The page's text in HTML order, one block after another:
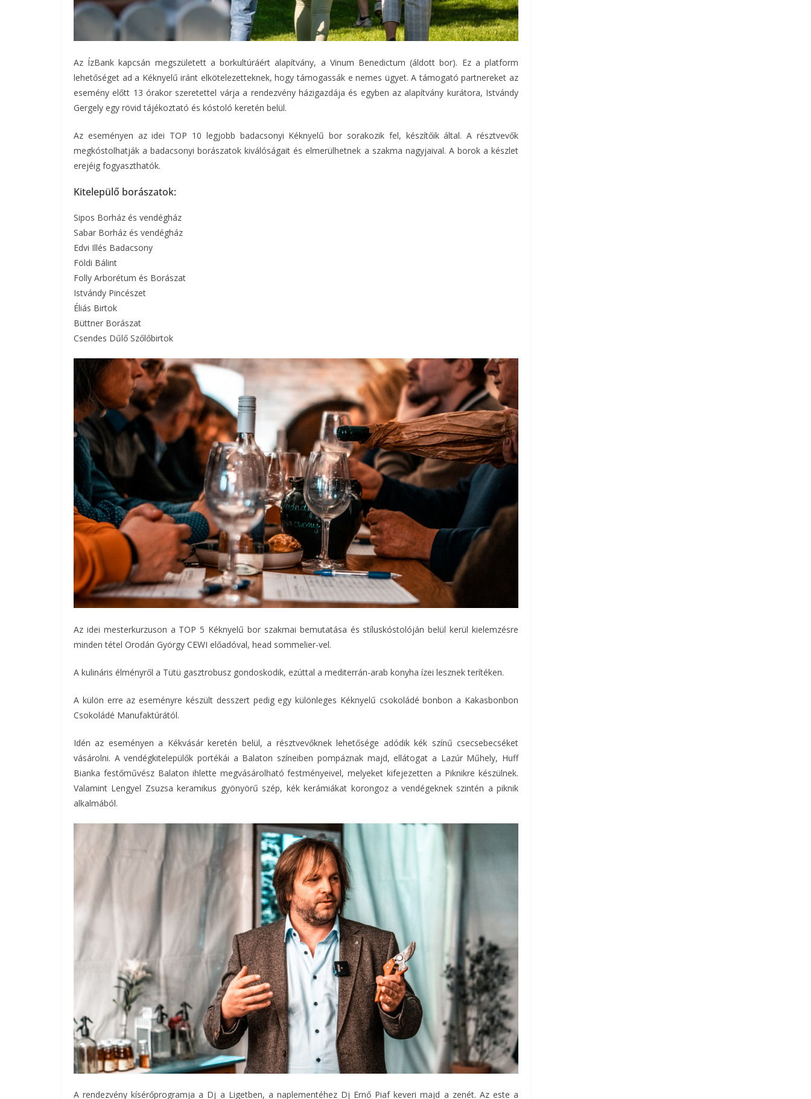
Az ÍzBank kapcsán megszületett a borkultúráért alapítvány, a Vinum Benedictum (áldott bor). Ez a platform
lehetőséget ad a Kéknyelű iránt elkötelezetteknek, hogy támogassák e nemes ügyet. A támogató partnereket az
esemény előtt 13 órakor szeretettel várja a rendezvény házigazdája és egyben az alapítvány kurátora, Istvándy
Gergely egy rövid tájékoztató és kóstoló keretén belül.
Az eseményen az idei TOP 10 legjobb badacsonyi Kéknyelű bor sorakozik fel, készítőik által. A résztvevők
megkóstolhatják a badacsonyi borászatok kiválóságait és elmerülhetnek a szakma nagyjaival. A borok a készlet
erejéig fogyaszthatók.
Kitelepülő borászatok:
Sipos Borház és vendégház
Sabar Borház és vendégház
Edvi Illés Badacsony
Földi Bálint
Folly Arborétum és Borászat
Istvándy Pincészet
Éliás Birtok
Büttner Borászat
Csendes Dűlő Szőlőbirtok
Az idei mesterkurzuson a TOP 5 Kéknyelű bor szakmai bemutatása és stíluskóstolóján belül kerül kielemzésre
minden tétel Orodán György CEWI előadóval, head sommelier-vel.
A kulináris élményről a Tütü gasztrobusz gondoskodik, ezúttal a mediterrán-arab konyha ízei lesznek terítéken.
A külön erre az eseményre készült desszert pedig egy különleges Kéknyelű csokoládé bonbon a Kakasbonbon
Csokoládé Manufaktúrától.
Idén az eseményen a Kékvásár keretén belül, a résztvevőknek lehetősége adódik kék színű csecsebecséket
vásárolni. A vendégkitelepülők portékái a Balaton színeiben pompáznak majd, ellátogat a Lazúr Műhely, Huff
Bianka festőművész Balaton ihlette megvásárolható festményeivel, melyeket kifejezetten a Piknikre készülnek.
Valamint Lengyel Zsuzsa keramikus gyönyörű szép, kék kerámiákat korongoz a vendégeknek szintén a piknik
alkalmából.
A rendezvény kísérőprogramja a Dj a Ligetben, a naplementéhez Dj Ernő Piaf keveri majd a zenét. Az este a